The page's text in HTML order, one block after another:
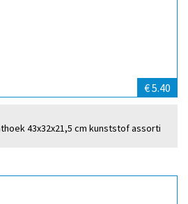
€ 5.40
43x32x21,5 cm kunststof assorti